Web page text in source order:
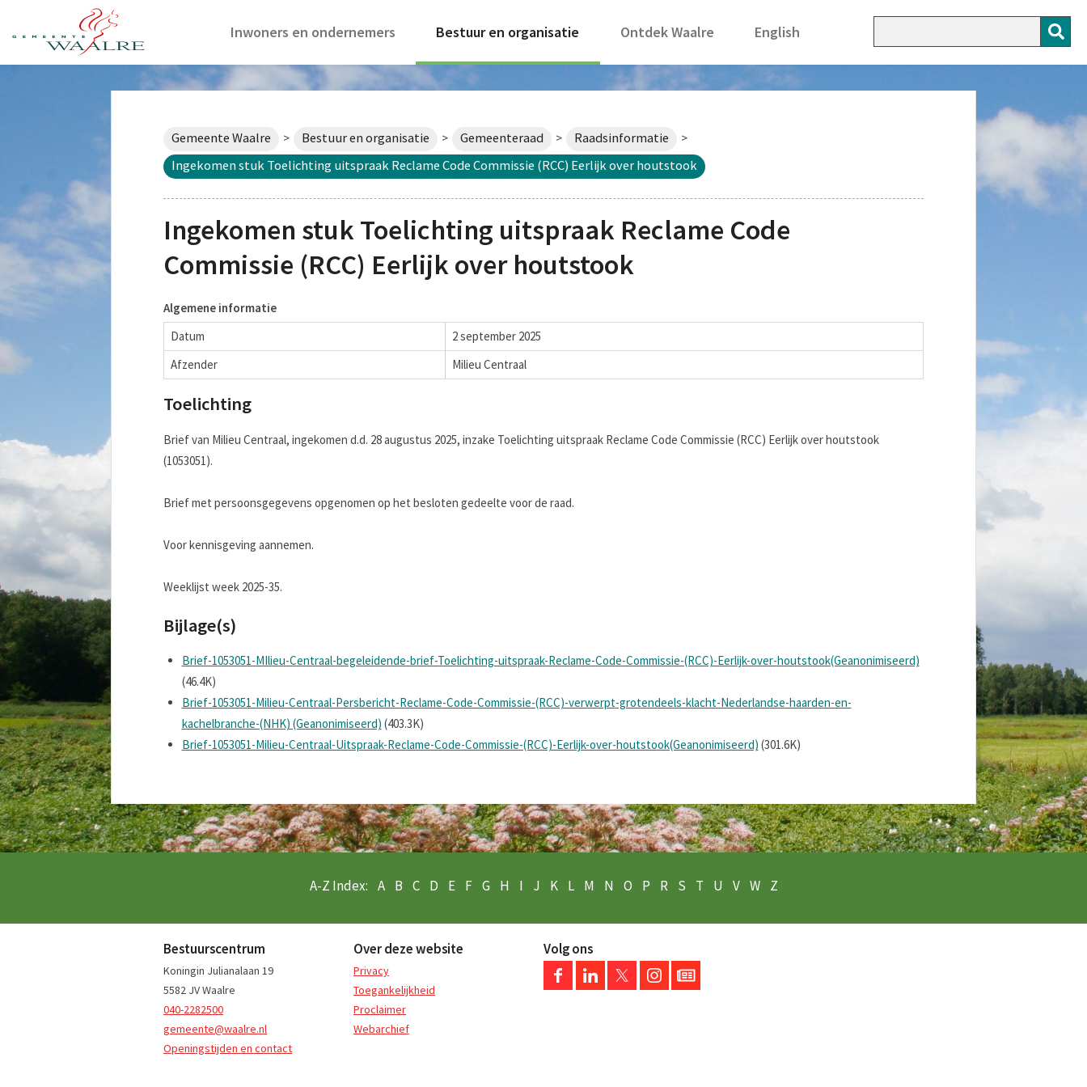
Inwoners en ondernemers Bestuur en organisatie Ontdek Waalre English
Gemeente Waalre > Bestuur en organisatie > Gemeenteraad > Raadsinformatie >
Ingekomen stuk Toelichting uitspraak Reclame Code Commissie (RCC) Eerlijk over houtstook
Ingekomen stuk Toelichting uitspraak Reclame Code
Commissie (RCC) Eerlijk over houtstook
Algemene informatie
Datum
2 september 2025
Afzender
Milieu Centraal
Toelichting
Brief van Milieu Centraal, ingekomen d.d. 28 augustus 2025, inzake Toelichting uitspraak Reclame Code Commissie (RCC) Eerlijk over houtstook
(1053051).
Brief met persoonsgegevens opgenomen op het besloten gedeelte voor de raad.
Voor kennisgeving aannemen.
Weeklijst week 2025-35.
Bijlage(s)
Brief-1053051-MIlieu-Centraal-begeleidende-brief-Toelichting-uitspraak-Reclame-Code-Commissie-(RCC)-Eerlijk-over-houtstook(Geanonimiseerd)
(46.4K)
Brief-1053051-Milieu-Centraal-Persbericht-Reclame-Code-Commissie-(RCC)-verwerpt-grotendeels-klacht-Nederlandse-haarden-en-
kachelbranche-(NHK) (Geanonimiseerd) (403.3K)
Brief-1053051-Milieu-Centraal-Uitspraak-Reclame-Code-Commissie-(RCC)-Eerlijk-over-houtstook(Geanonimiseerd) (301.6K)
A-Z Index: A B C D E F G H I J K L M N O P R S T U V W Z
Bestuurscentrum
Koningin Julianalaan 19
5582 JV Waalre
040-2282500
gemeente@waalre.nl
Openingstijden en contact
Over deze website
Privacy
Toegankelijkheid
Proclaimer
Webarchief
Volg ons